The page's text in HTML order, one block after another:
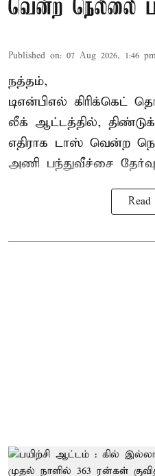
வென்ற நெல்லை
Published on: 07 Aug 2026, 1:46
நத்தம்,
டிஎன்பிஎல் கிரிக்கெட்
லீக் ஆட்டத்தில்,
எதிராக டாஸ் வென்ற
அணி பந்துவீச்சை